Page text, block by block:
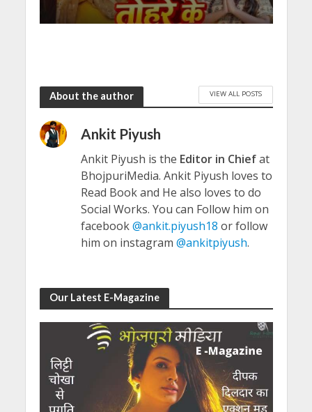
About the author VIEW ALL POSTS
Ankit Piyush
Ankit Piyush is the Editor in Chiefat
BhojpuriMedia. Ankit Piyush loves to
Read Book and He also loves to do
Social Works. You can Follow him on
facebook@ankit.piyush18 or follow
him on instagram @ankitpiyush.
Our Latest E-Magazine